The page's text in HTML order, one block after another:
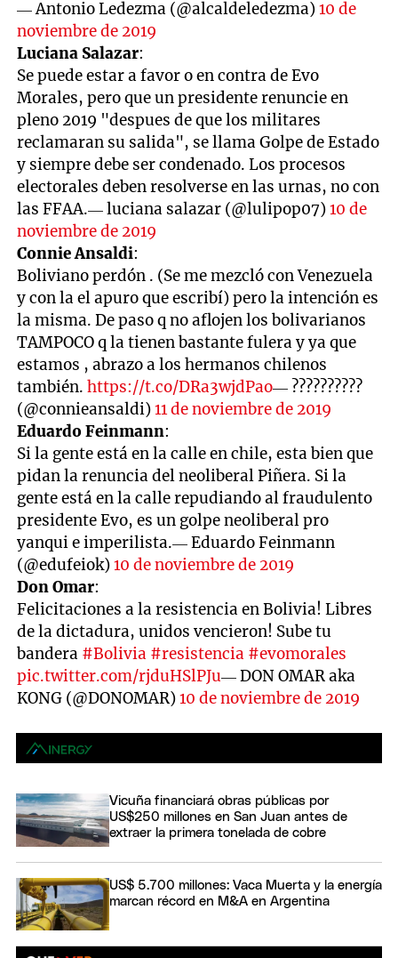
— Antonio Ledezma (@alcaldeledezma)10 de
noviembre de 2019
Luciana Salazar:
Se puede estar a favor o en contra de Evo
Morales, pero que un presidente renuncie en
pleno 2019 "despues de que los militares
reclamaran su salida", se llama Golpe de Estado
y siempre debe ser condenado. Los procesos
electorales deben resolverse en las urnas, no con
las FFAA.— luciana salazar (@lulipop07)10 de
noviembre de 2019
Connie Ansaldi:
Boliviano perdón . (Se me mezcló con Venezuela
y con la el apuro que escribí) pero la intención es
la misma. De paso q no aflojen los bolivarianos
TAMPOCO q la tienen bastante fulera y ya que
estamos , abrazo a los hermanos chilenos
también.https://t.co/DRa3wjdPao— ??????????
(@connieansaldi)11 de noviembre de 2019
Eduardo Feinmann:
Si la gente está en la calle en chile, esta bien que
pidan la renuncia del neoliberal Piñera. Si la
gente está en la calle repudiando al fraudulento
presidente Evo, es un golpe neoliberal pro
yanqui e imperilista.— Eduardo Feinmann
(@edufeiok)10 de noviembre de 2019
Don Omar:
Felicitaciones a la resistencia en Bolivia! Libres
de la dictadura, unidos vencieron! Sube tu
bandera #Bolivia #resistencia #evomorales
pic.twitter.com/rjduHSlPJu— DON OMAR aka
KONG (@DONOMAR)10 de noviembre de 2019
Vicuña financiará obras públicas por
US$250 millones en San Juan antes de
extraer la primera tonelada de cobre
US$ 5.700 millones: Vaca Muerta y la energía
marcan récord en M&A en Argentina